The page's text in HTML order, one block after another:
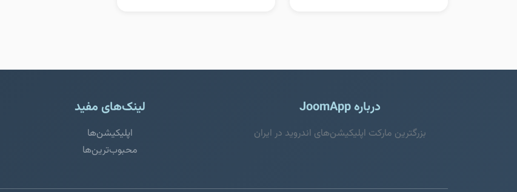
درباره JoomApp
بزرگترین مارکت اپلیکیشن‌های اندروید در ایران
لینک‌های مفید
اپلیکیشن‌ها
محبوب‌ترین‌ها